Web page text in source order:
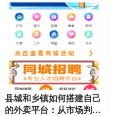
县城和乡镇如何搭建自己
的外卖平台：从市场判断